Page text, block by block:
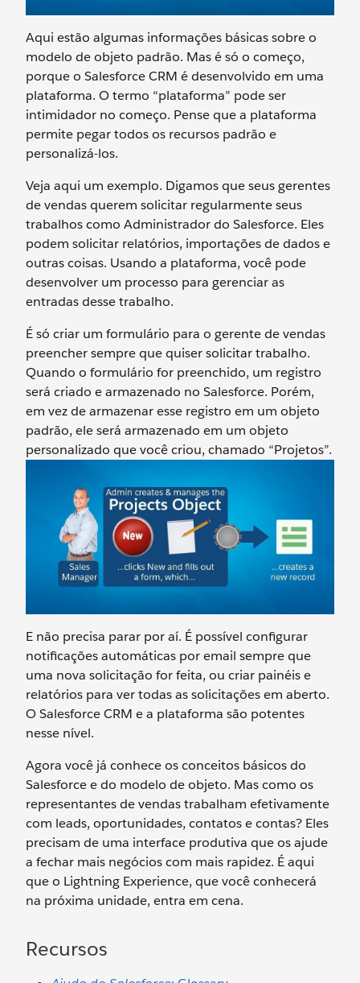
Aqui estão algumas informações básicas sobre o
modelo de objeto padrão. Mas é só o começo,
porque o Salesforce CRM é desenvolvido em uma
plataforma. O termo “plataforma” pode ser
intimidador no começo. Pense que a plataforma
permite pegar todos os recursos padrão e
personalizá-los.
Veja aqui um exemplo. Digamos que seus gerentes
de vendas querem solicitar regularmente seus
trabalhos como Administrador do Salesforce. Eles
podem solicitar relatórios, importações de dados e
outras coisas. Usando a plataforma, você pode
desenvolver um processo para gerenciar as
entradas desse trabalho.
É só criar um formulário para o gerente de vendas
preencher sempre que quiser solicitar trabalho.
Quando o formulário for preenchido, um registro
será criado e armazenado no Salesforce. Porém,
em vez de armazenar esse registro em um objeto
padrão, ele será armazenado em um objeto
personalizado que você criou, chamado “Projetos”.
E não precisa parar por aí. É possível configurar
notificações automáticas por email sempre que
uma nova solicitação for feita, ou criar painéis e
relatórios para ver todas as solicitações em aberto.
O Salesforce CRM e a plataforma são potentes
nesse nível.
Agora você já conhece os conceitos básicos do
Salesforce e do modelo de objeto. Mas como os
representantes de vendas trabalham efetivamente
com leads, oportunidades, contatos e contas? Eles
precisam de uma interface produtiva que os ajude
a fechar mais negócios com mais rapidez. É aqui
que o Lightning Experience, que você conhecerá
na próxima unidade, entra em cena.
Recursos